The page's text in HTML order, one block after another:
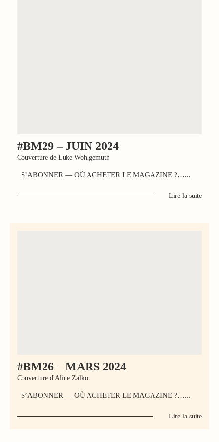
#BM29 – JUIN 2024
Couverture de Luke Wohlgemuth
S’ABONNER — OÙ ACHETER LE MAGAZINE ?…...
Lire la suite
#BM26 – MARS 2024
Couverture d'Aline Zalko
S’ABONNER — OÙ ACHETER LE MAGAZINE ?…...
Lire la suite